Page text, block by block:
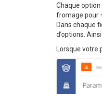
Chaque
fromage pour
Dans chaque
d’options.
Lorsque